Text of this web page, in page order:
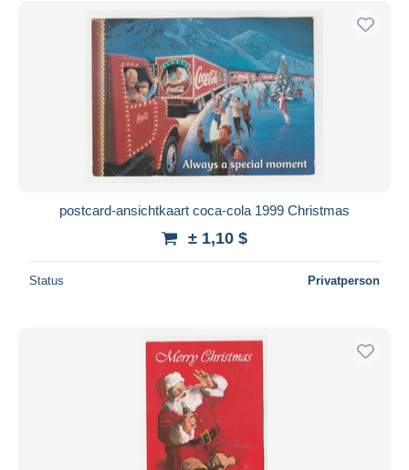
postcard-ansichtkaart coca-cola 1999 Christmas
± 1,10 $
Status Privatperson